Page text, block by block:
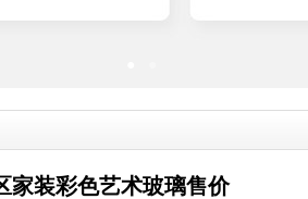
家装彩色艺术玻璃售价